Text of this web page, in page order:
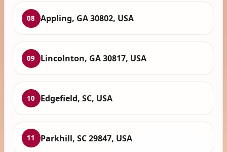
08 Appling, GA 30802, USA
09 Lincolnton, GA 30817, USA
10 Edgefield, SC, USA
11 Parkhill, SC 29847, USA